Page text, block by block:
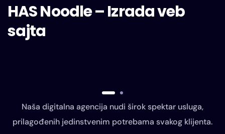
HAS Noodle – Izrada veb
sajta
Naša digitalna agencija nudi širok spektar usluga,
prilagođenih jedinstvenim potrebama svakog klijenta.